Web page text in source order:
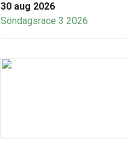
30 aug 2026
Söndagsrace 3 2026